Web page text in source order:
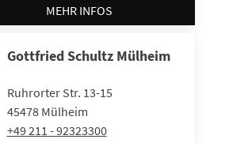
MEHR INFOS
Gottfried Schultz Mülheim
Ruhrorter Str. 13-15
45478 Mülheim
+49 211 - 92323300